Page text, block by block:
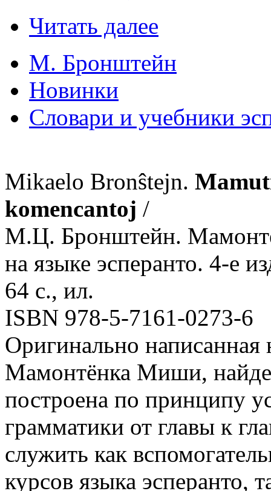
Читать далее
М. Бронштейн
Новинки
Словари и учебники
Mikaelo Bronŝtejn.
komencantoj /
М.Ц. Бронштейн.
на языке эсперанто. 4-е
64 с., ил.
ISBN 978-5-7161-0273-6
Оригинально написанная
Мамонтёнка Миши,
построена по принципу
грамматики от главы к
служить как
курсов языка эсперанто,